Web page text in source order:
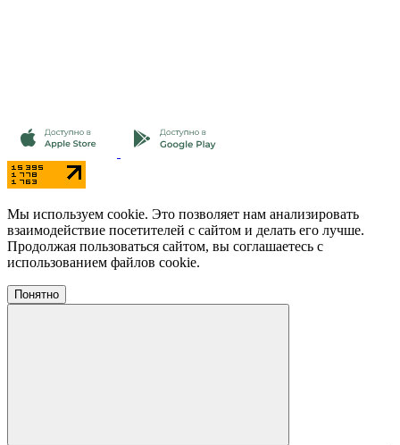
Мы используем cookie. Это позволяет нам анализировать
взаимодействие посетителей с сайтом и делать его лучше.
Продолжая пользоваться сайтом, вы соглашаетесь с
использованием файлов cookie.
Понятно